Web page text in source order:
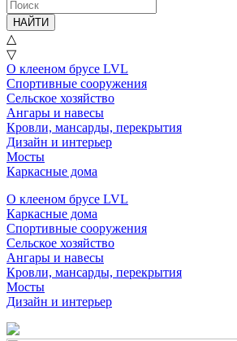
НАЙТИ
△
▽
О клееном брусе LVL
Спортивные сооружения
Сельское хозяйство
Ангары и навесы
Кровли, мансарды, перекрытия
Дизайн и интерьер
Мосты
Каркасные дома
О клееном брусе LVL
Каркасные дома
Спортивные сооружения
Сельское хозяйство
Ангары и навесы
Кровли, мансарды, перекрытия
Мосты
Дизайн и интерьер